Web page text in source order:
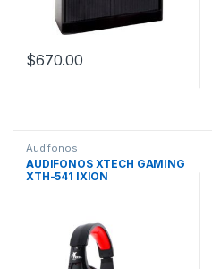
$670.00
Audifonos
AUDIFONOS XTECH GAMING
XTH-541 IXION